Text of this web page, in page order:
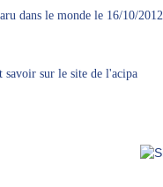
dans le monde le 16/10/2012
savoir sur le site de l'acipa